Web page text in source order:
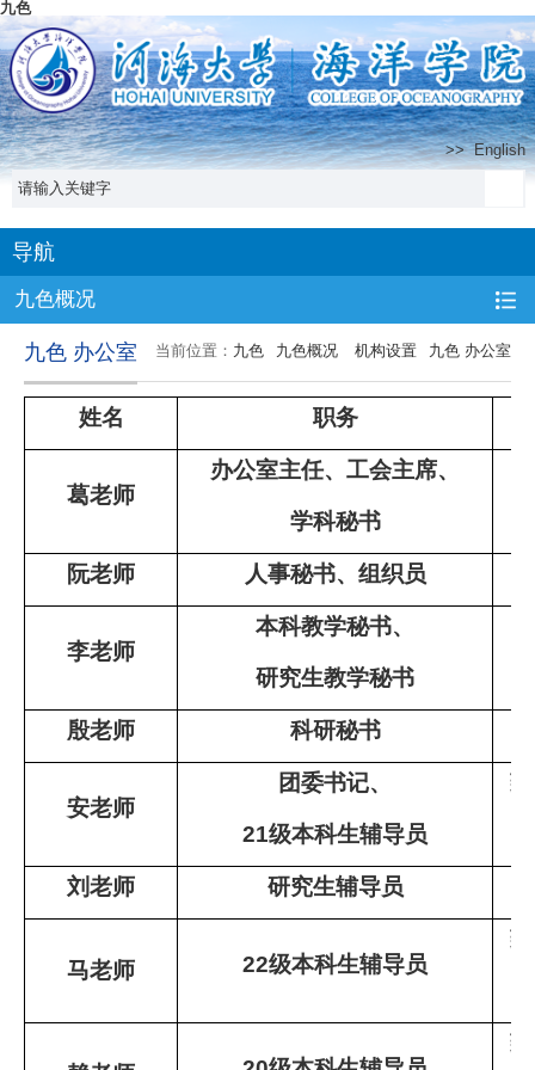
九色
>>English
导航
九色概况
当前位置： 九色 九色概况 机构设置 九色 办公室
九色 办公室
姓名 职务
葛老师
办公室主任、工会主席、
学科秘书
阮老师 人事秘书、组织员
李老师
本科教学秘书、
研究生教学秘书
殷老师 科研秘书
安老师
团委书记、
21级本科生辅导员
刘老师 研究生辅导员
马老师 22级本科生辅导员